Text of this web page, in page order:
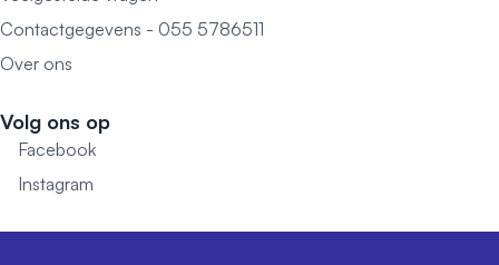
Contactgegevens - 055 5786511
Over ons
Volg ons op
Facebook
Instagram